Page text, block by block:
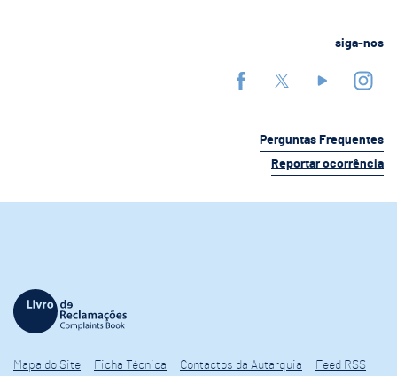
siga-nos
Perguntas Frequentes
Reportar ocorrência
Mapa do Site Ficha Técnica Contactos da Autarquia Feed RSS